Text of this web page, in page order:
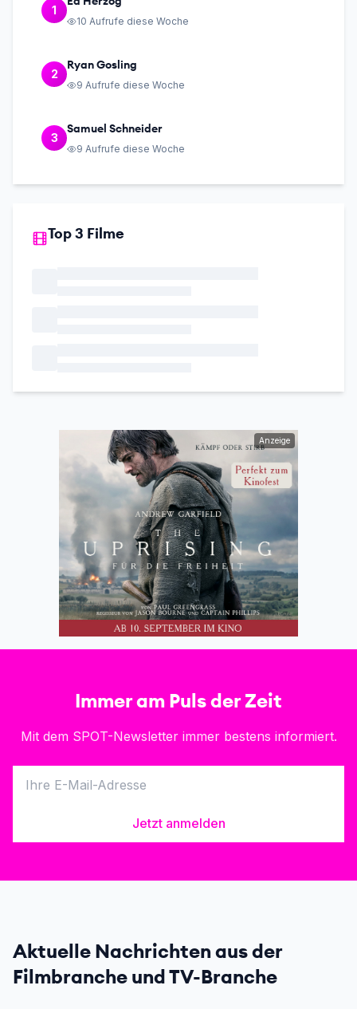
1
10 Aufrufe diese Woche
2
Ryan Gosling
9 Aufrufe diese Woche
3
Samuel Schneider
9 Aufrufe diese Woche
Top 3 Filme
Anzeige
Immer am Puls der Zeit
Mit dem SPOT-Newsletter immer bestens informiert.
Jetzt anmelden
Aktuelle Nachrichten aus der
Filmbranche und TV-Branche